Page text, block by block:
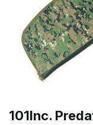
101Inc.